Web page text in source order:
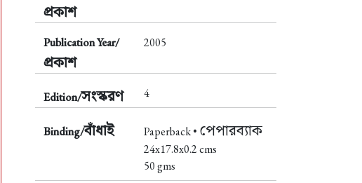
প্রকাশ
Publication Year/
প্রকাশ
2005
Edition/সংস্করণ 4
Binding/বাঁধাই Paperback • পেপারব্যাক
24x17.8x0.2 cms
50 gms